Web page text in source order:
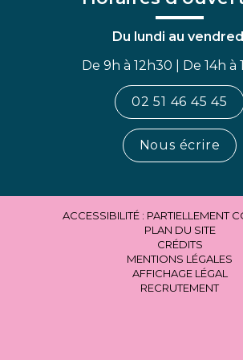
Du lundi au
De 9h à 12h30 | De 14h à
02 51 46 45 45
Nous écrire
ACCESSIBILITÉ : PARTIELLEMENT
PLAN DU SITE
CRÉDITS
MENTIONS LÉGALES
AFFICHAGE LÉGAL
RECRUTEMENT